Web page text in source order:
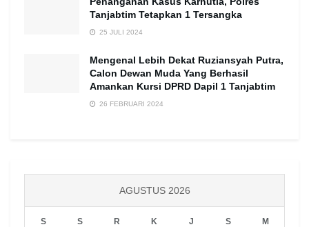
Tanjabtim Tetapkan 1 Tersangka
25 JULI 2024
Mengenal Lebih Dekat Ruziansyah Putra,
Calon Dewan Muda Yang Berhasil
Amankan Kursi DPRD Dapil 1 Tanjabtim
26 FEBRUARI 2024
AGUSTUS 2026
S S R K J S M